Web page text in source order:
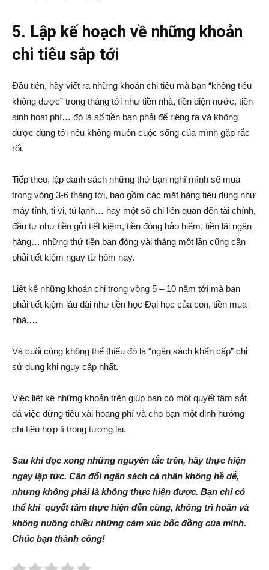
5. Lập kế hoạch về những khoản
chi tiêu sắp tới
Đầu tiên, hãy viết ra những khoản chi tiêu mà bạn “không tiêu
không được” trong tháng tới như tiền nhà, tiền điện nước, tiền
sinh hoạt phí… đó là số tiền bạn phải để riêng ra và không
được đụng tới nếu không muốn cuộc sống của mình gặp rắc
rối.
Tiếp theo, lập danh sách những thứ bạn nghĩ mình sẽ mua
trong vòng 3-6 tháng tới, bao gồm các mặt hàng tiêu dùng như
máy tính, ti vi, tủ lạnh… hay một số chi liên quan đến tài chính,
đầu tư như tiền gửi tiết kiệm, tiền đóng bảo hiểm, tiền lãi ngân
hàng… những thứ tiền bạn đóng vài tháng một lần cũng cần
phải tiết kiệm ngay từ hôm nay.
Liệt kê những khoản chi trong vòng 5 – 10 năm tới mà bạn
phải tiết kiệm lâu dài như tiền học Đại học của con, tiền mua
nhà,…
Và cuối cùng không thể thiếu đó là “ngân sách khẩn cấp” chỉ
sử dụng khi nguy cấp nhất.
Việc liệt kê những khoản trên giúp bạn có một quyết tâm sắt
đá việc dừng tiêu xài hoang phí và cho bạn một định hướng
chi tiêu hợp lí trong tương lai.
Sau khi đọc xong những nguyên tắc trên, hãy thực hiện
ngay lập tức. Cân đối ngân sách cá nhân không hề dễ,
nhưng không phải là không thực hiện được. Bạn chỉ có
thể khi quyết tâm thực hiện đến cùng, không trì hoãn và
không nuông chiều những cảm xúc bốc đồng của mình.
Chúc bạn thành công!